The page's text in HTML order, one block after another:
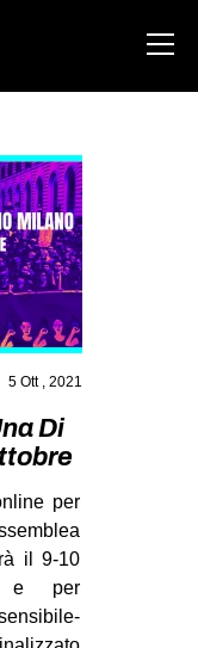
5 Ott , 2021
Di
per
il 9-10
e per